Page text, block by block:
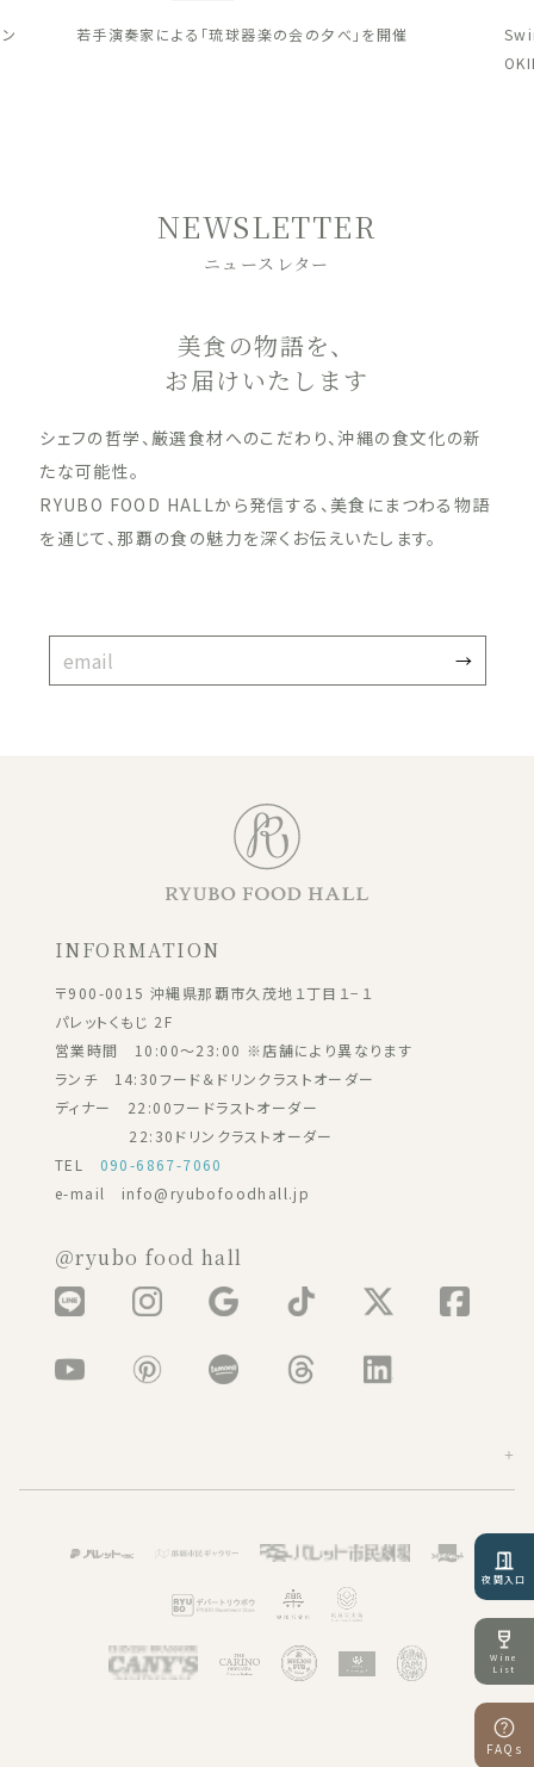
夜間入口
Wine
List
FAQs
若手演奏家による「琉球器楽の会の夕べ」を開催
NEWSLETTER
ニュースレター
美食の物語を、
お届けいたします
シェフの哲学、厳選食材へのこだわり、沖縄の食文化の新
たな可能性。
RYUBO FOOD HALLから発信する、美食にまつわる物語
を通じて、那覇の食の魅力を深くお伝えいたします。
INFORMATION
〒900-0015 沖縄県那覇市久茂地１丁目１−１
パレットくもじ 2F
営業時間 10:00～23:00 ※店舗により異なります
ランチ 14:30フード＆ドリンクラストオーダー
ディナー 22:00フードラストオーダー
22:30ドリンクラストオーダー
TEL 090-6867-7060
e-mail info@ryubofoodhall.jp
＠ryubo food hall